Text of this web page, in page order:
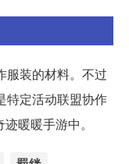
服装的材料。不过
特定活动联盟协作
暖暖手游中。